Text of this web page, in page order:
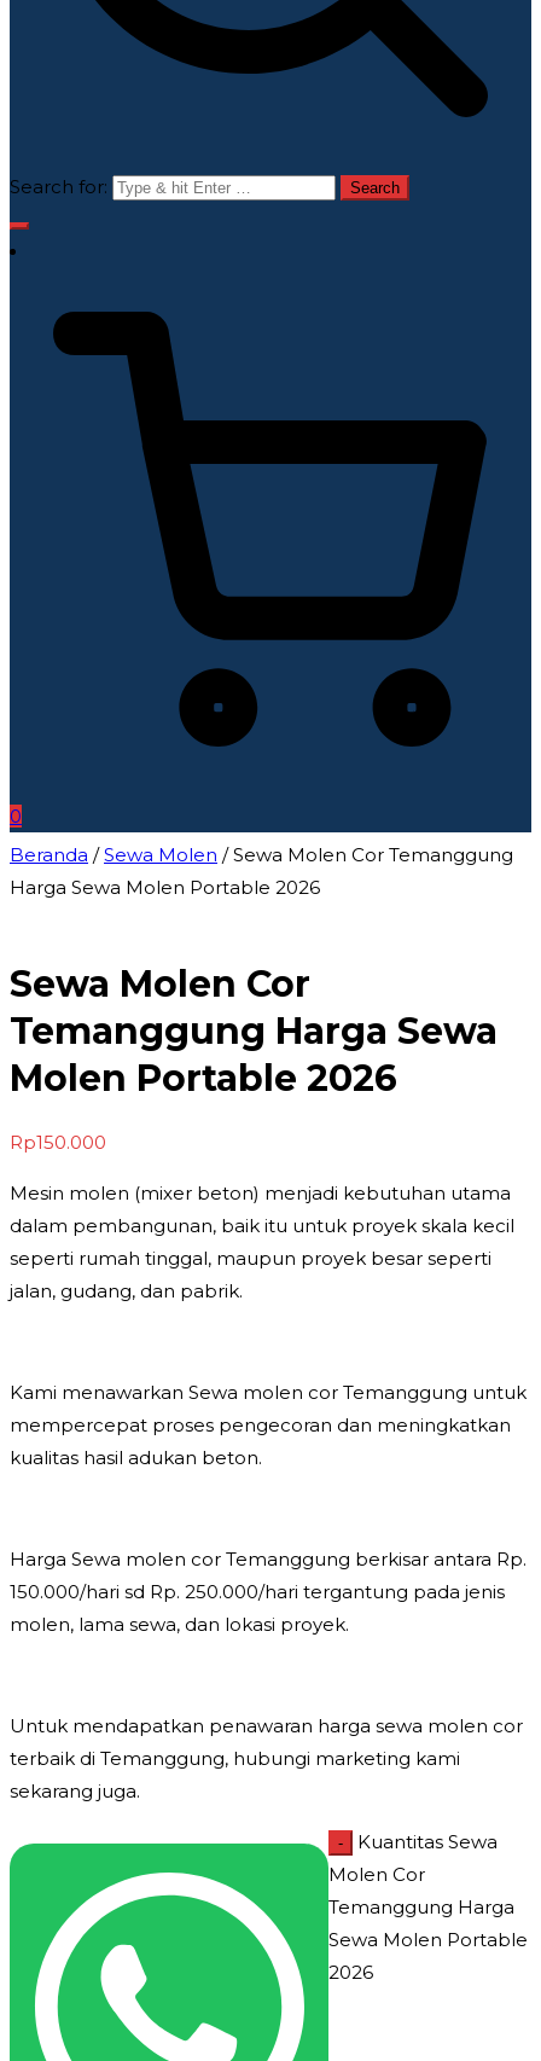
Search for:
0
Beranda /Sewa Molen / Sewa Molen Cor Temanggung
Harga Sewa Molen Portable 2026
Sewa Molen Cor
Temanggung Harga Sewa
Molen Portable 2026
Rp150.000
Mesin molen (mixer beton) menjadi kebutuhan utama
dalam pembangunan, baik itu untuk proyek skala kecil
seperti rumah tinggal, maupun proyek besar seperti
jalan, gudang, dan pabrik.
Kami menawarkan Sewa molen cor Temanggung untuk
mempercepat proses pengecoran dan meningkatkan
kualitas hasil adukan beton.
Harga Sewa molen cor Temanggung berkisar antara Rp.
150.000/hari sd Rp. 250.000/hari tergantung pada jenis
molen, lama sewa, dan lokasi proyek.
Untuk mendapatkan penawaran harga sewa molen cor
terbaik di Temanggung, hubungi marketing kami
sekarang juga.
-
Kuantitas Sewa
Molen Cor
Temanggung Harga
Sewa Molen Portable
2026